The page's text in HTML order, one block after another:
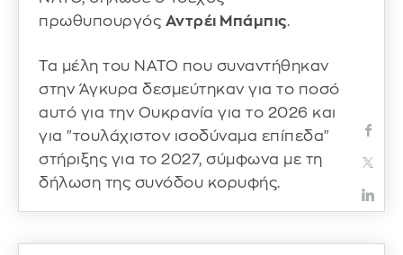
πρωθυπουργός Αντρέι Μπάμπις.
Τα μέλη του ΝΑΤΟ που συναντήθηκαν
στην Άγκυρα δεσμεύτηκαν για το ποσό
αυτό για την Ουκρανία για το 2026 και
για "τουλάχιστον ισοδύναμα επίπεδα"
στήριξης για το 2027, σύμφωνα με τη
δήλωση της συνόδου κορυφής.